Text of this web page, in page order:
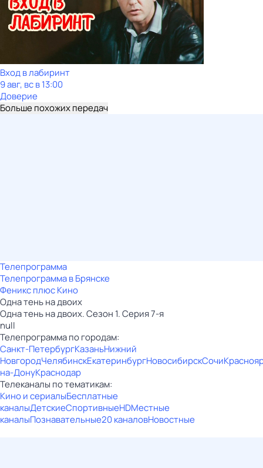
Вход в лабиринт
9 авг, вс в 13:00
Доверие
Больше похожих передач
Телепрограмма
Телепрограмма в Брянске
Феникс плюс Кино
Одна тень на двоих
Одна тень на двоих. Сезон 1. Серия 7-я
null
Телепрограмма по городам:
Санкт-ПетербургКазаньНижний
НовгородЧелябинскЕкатеринбургНовосибирскСочи
на-ДонуКраснодар
Телеканалы по тематикам:
Кино и сериалыБесплатные
каналыДетскиеСпортивныеHDМестные
каналыПознавательные20 каналовНовостные